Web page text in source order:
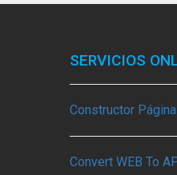
SERVICIOS
Constructor
Convert WEB To